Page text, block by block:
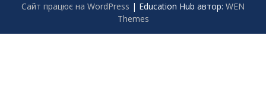
Сайт працює на WordPress | Education Hub автор: WEN
Themes